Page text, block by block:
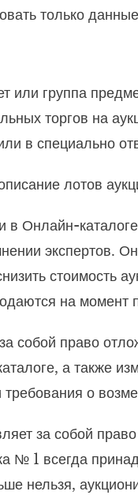
только
или группа
торгов на
в специально
лотов
Онлайн-
экспертов.
на момент
собой право
а также
о
за собой
1 всегда
нельзя,